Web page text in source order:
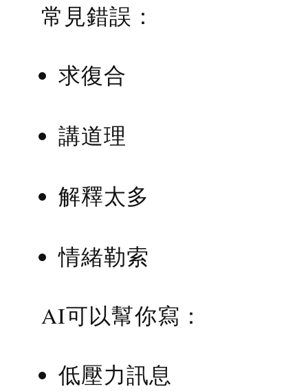
常見錯誤：
求復合
講道理
解釋太多
情緒勒索
AI可以幫你寫：
低壓力訊息